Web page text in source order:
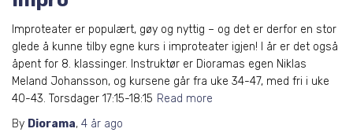
Improteater er populært, gøy og nyttig – og det er derfor en stor
glede å kunne tilby egne kurs i improteater igjen! I år er det også
åpent for 8. klassinger. Instruktør er Dioramas egen Niklas
Meland Johansson, og kursene går fra uke 34-47, med fri i uke
40-43. Torsdager 17:15-18:15 Read more
By Diorama, 4 år ago